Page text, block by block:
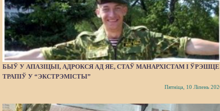
БЫЎ У АПАЗІЦЫІ, АДРОКСЯ АД ЯЕ, СТАЎ МАНАРХІСТАМ І ЎРЭШЦЕ
ТРАПІЎ У “ЭКСТРЭМІСТЫ”
Пятніца, 10 Ліпень